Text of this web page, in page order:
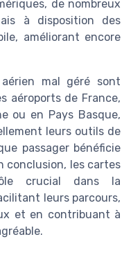
de nombreux
à disposition des
améliorant encore
mal géré sont
aéroports de France,
ou en Pays Basque,
leurs outils de
passager bénéficie
conclusion, les cartes
crucial dans la
leurs parcours,
et en contribuant à